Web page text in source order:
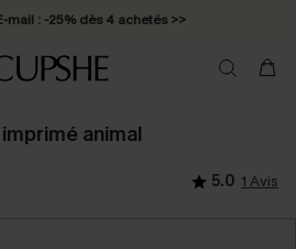
mail : -25% dès 4 achetés >>
animal
5.0 1 Avis